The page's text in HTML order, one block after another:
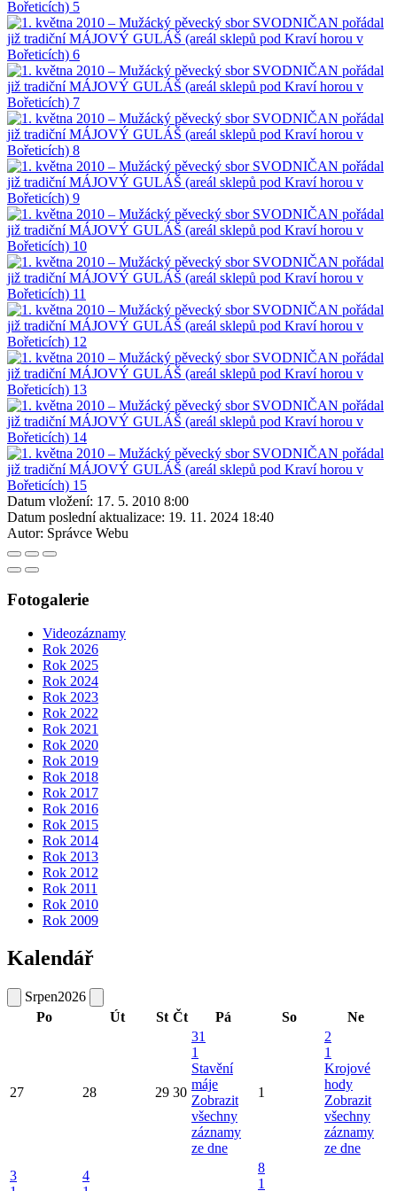
Datum vložení: 17. 5. 2010 8:00
Datum poslední aktualizace: 19. 11. 2024 18:40
Autor: Správce Webu
Fotogalerie
Videozáznamy
Rok 2026
Rok 2025
Rok 2024
Rok 2023
Rok 2022
Rok 2021
Rok 2020
Rok 2019
Rok 2018
Rok 2017
Rok 2016
Rok 2015
Rok 2014
Rok 2013
Rok 2012
Rok 2011
Rok 2010
Rok 2009
Kalendář
Srpen2026
Po
Út St Čt Pá So Ne
27 28 29 30
31
1
Stavění
máje
Zobrazit
všechny
záznamy
ze dne
1
2
1
Krojové
hody
Zobrazit
všechny
záznamy
ze dne
3
4
8
1